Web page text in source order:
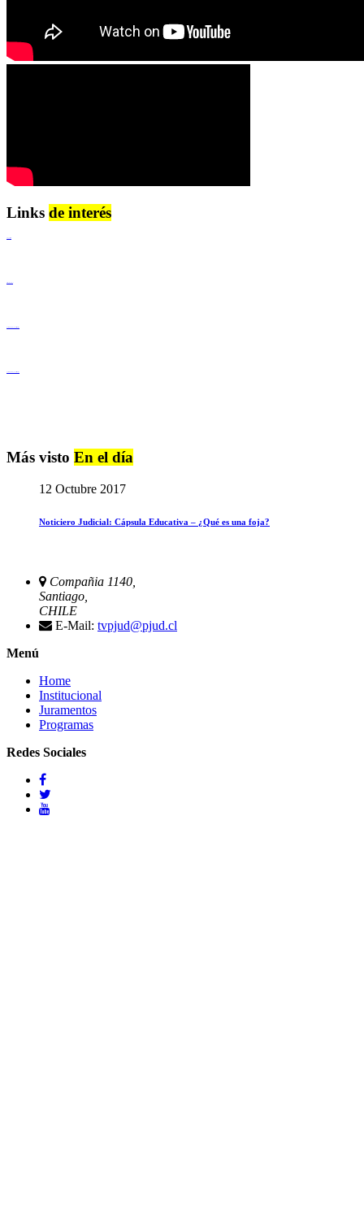
Links de interés
Más visto En el día
12 Octubre 2017
Noticiero Judicial: Cápsula Educativa – ¿Qué es una foja?
Compañia 1140,
Santiago,
CHILE
E-Mail: tvpjud@pjud.cl
Menú
Home
Institucional
Juramentos
Programas
Redes Sociales